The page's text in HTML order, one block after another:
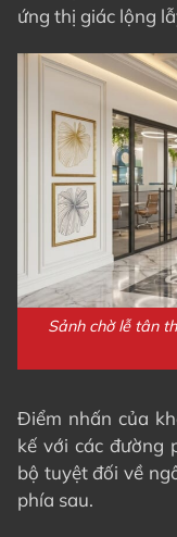
ứng thị giác lộng
Sảnh chờ lễ tân
Điểm nhấn của
kế với các đường
bộ tuyệt đối về
phía sau.